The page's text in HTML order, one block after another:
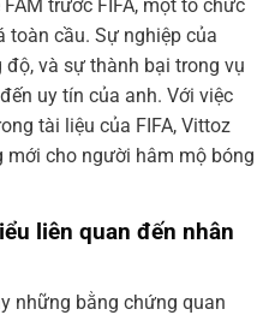
trước FIFA, một tổ chức
toàn cầu. Sự nghiệp của
và sự thành bại trong vụ
uy tín của anh. Với việc
tài liệu của FIFA, Vittoz
mới cho người hâm mộ bóng
liên quan đến nhân
những bằng chứng quan